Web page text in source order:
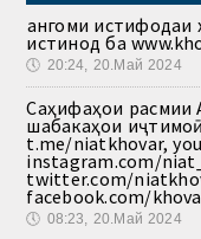
Ҳангоми
истинод ба
🕔 20:24, 20.Май 2024
Саҳифаҳои расмии
шабакаҳои
t.me/niatkhovar,
instagram.com/
twitter.com/
facebook.com/
🕔 08:23, 20.Май 2024